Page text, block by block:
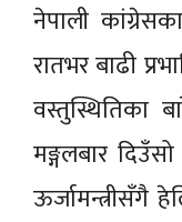
नेपाली
रातभर बाढी
वस्तुस्थितिका
मङ्गलबार दिउँसो
ऊर्जामन्त्रीसँगै